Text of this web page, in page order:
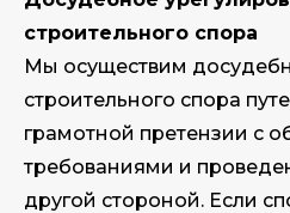
строительного спора
Мы осуществим
строительного спора
грамотной претензии с
требованиями и
другой стороной. Если